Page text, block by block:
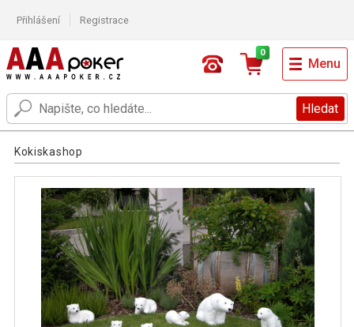
Přihlášení Registrace
Hledat
0
Menu
Kokiskashop